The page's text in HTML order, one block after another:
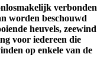
verbonden
worden beschouwd
heuvels, zeewind
voor iedereen die
op enkele van de